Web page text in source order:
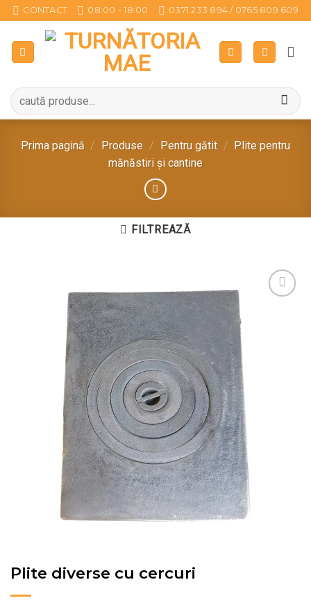
Sari
la
conținut
CONTACT 08:00 - 18:00 0371 233 894 / 0765 809 609
Caută
după:
Prima pagină / Produse / Pentru gătit / Plite pentru
mănăstiri și cantine
FILTREAZĂ
Pune în Wishlist
Plite diverse cu cercuri